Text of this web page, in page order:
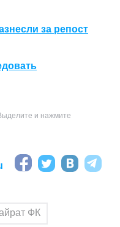
за репост
и нажмите
ФК